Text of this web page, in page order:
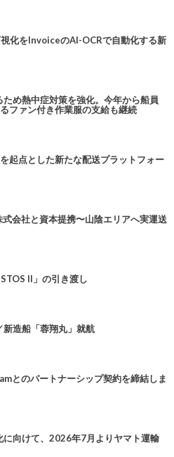
化をInvoiceのAI-OCRで自動化する新
め熱中症対策を強化。今年から船員
ファン付き作業服の支給も継続
起点とした新たな配送プラットフォー
会社と資本提携〜山陰エリアへ実運送
II」の引き渡し
造船「蓉翔丸」就航
とのパートナーシップ契約を締結しま
に向けて、2026年7月よりヤマト運輸